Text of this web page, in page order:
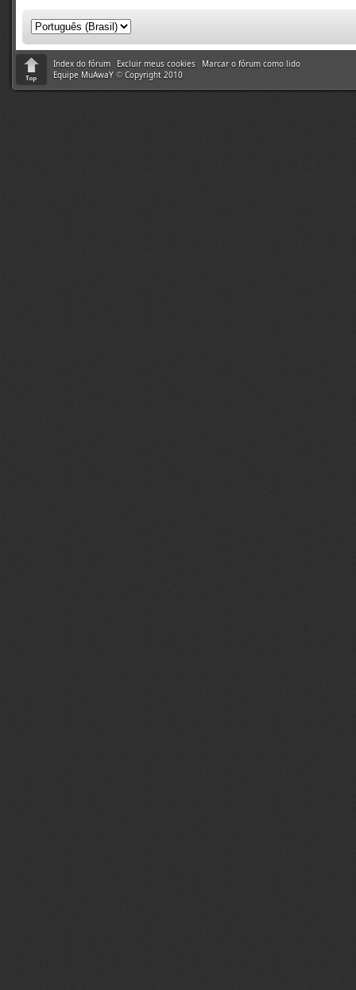
Index do fórum Excluir meus cookies
Marcar o fórum como lido
Equipe MuAwaY © Copyright 2010